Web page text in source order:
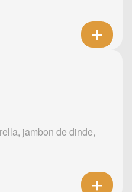
jambon de dinde,